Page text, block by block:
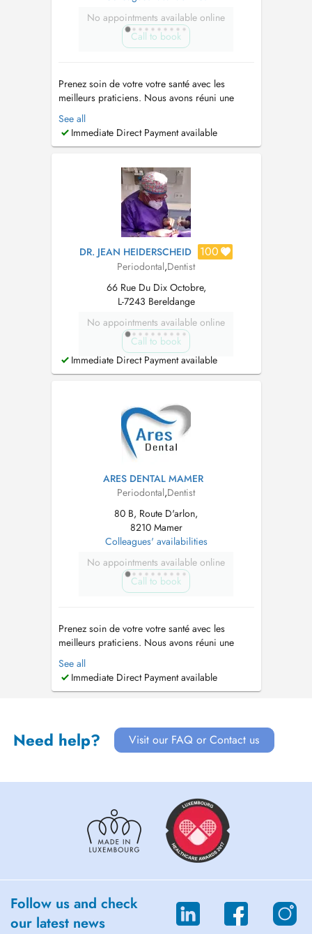
No appointments available online
Call to book
Prenez soin de votre votre santé avec les
meilleurs praticiens. Nous avons réuni une
équipe de dentistes généraliste et spécialiste
pour prendre soin de vous rapidement et
efficacement. Lorsque vous avez un problème
heures voire même des jours. Nous somm...
See all
Immediate Direct Payment available
DR. JEAN HEIDERSCHEID 100
Periodontal,Dentist
66 Rue Du Dix Octobre,
L-7243 Bereldange
No appointments available online
Call to book
Immediate Direct Payment available
ARES DENTAL MAMER
Periodontal,Dentist
80 B, Route D'arlon,
8210 Mamer
Colleagues' availabilities
No appointments available online
Call to book
Prenez soin de votre votre santé avec les
meilleurs praticiens. Nous avons réuni une
équipe de dentistes généraliste et spécialiste
pour prendre soin de vous rapidement et
efficacement. Lorsque vous avez un problème
See all
Immediate Direct Payment available
Need help? Visit our FAQ or Contact us
Follow us and check
our latest news